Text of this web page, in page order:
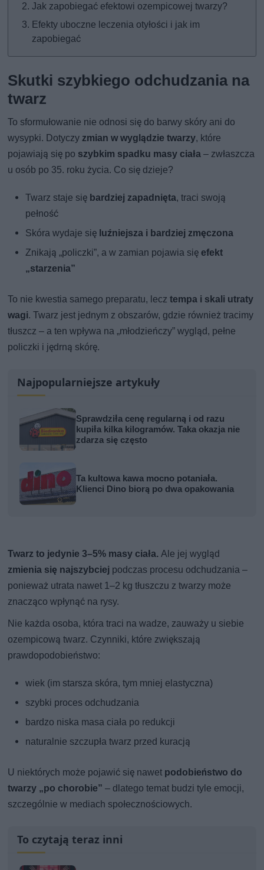
Jak zapobiegać efektowi ozempicowej twarzy?
Efekty uboczne leczenia otyłości i jak im
zapobiegać
Skutki szybkiego odchudzania na
twarz
To sformułowanie nie odnosi się do barwy skóry ani do
wysypki. Dotyczy zmian w wyglądzie twarzy, które
pojawiają się po szybkim spadku masy ciała – zwłaszcza
u osób po 35. roku życia. Co się dzieje?
Twarz staje się bardziej zapadnięta, traci swoją
pełność
Skóra wydaje się luźniejsza i bardziej zmęczona
Znikają „policzki”, a w zamian pojawia się efekt
„starzenia”
To nie kwestia samego preparatu, lecztempa i skali utraty
wagi. Twarz jest jednym z obszarów, gdzie również tracimy
tłuszcz – a ten wpływa na „młodzieńczy” wygląd, pełne
policzki i jędrną skórę.
Najpopularniejsze artykuły
Sprawdziła cenę regularną i od razu
kupiła kilka kilogramów. Taka okazja nie
zdarza się często
Ta kultowa kawa mocno potaniała.
Klienci Dino biorą po dwa opakowania
Twarz to jedynie 3–5% masy ciała.Ale jej wygląd
zmienia się najszybciej podczas procesu odchudzania –
ponieważ utrata nawet 1–2 kg tłuszczu z twarzy może
znacząco wpłynąć na rysy.
Nie każda osoba, która traci na wadze, zauważy u siebie
ozempicową twarz. Czynniki, które zwiększają
prawdopodobieństwo:
wiek (im starsza skóra, tym mniej elastyczna)
szybki proces odchudzania
bardzo niska masa ciała po redukcji
naturalnie szczupła twarz przed kuracją
U niektórych może pojawić się nawet podobieństwo do
twarzy „po chorobie” – dlatego temat budzi tyle emocji,
szczególnie w mediach społecznościowych.
To czytają teraz inni